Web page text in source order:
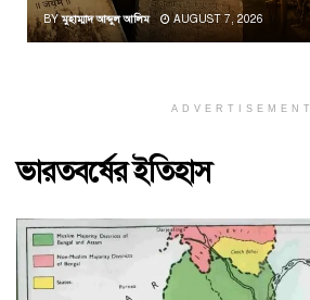
BY মুহাম্মাদ আব্দুল আলিম AUGUST 7, 2026
ADVERTISEMENT
ভারতবর্ষের ইতিহাস